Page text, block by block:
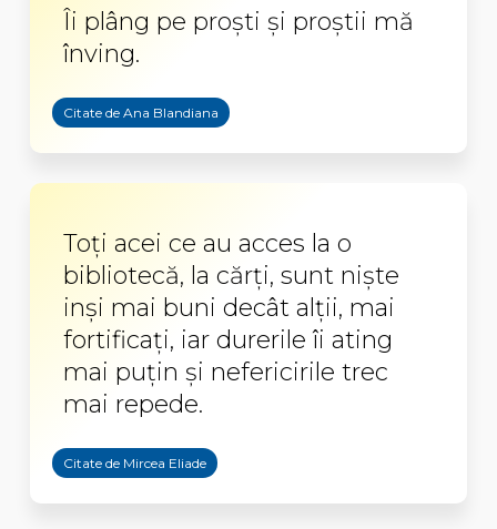
Îi plâng pe proşti şi proştii mă
înving.
Citate de Ana Blandiana
Toţi acei ce au acces la o
bibliotecă, la cărţi, sunt nişte
inşi mai buni decât alţii, mai
fortificaţi, iar durerile îi ating
mai puţin şi nefericirile trec
mai repede.
Citate de Mircea Eliade